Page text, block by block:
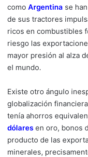
como Argentina se
de sus tractores
ricos en combustibles
riesgo las
mayor presión al alza
el mundo.
Existe otro ángulo
globalización
tenía ahorros
dólares en oro, bonos
producto de las
minerales,